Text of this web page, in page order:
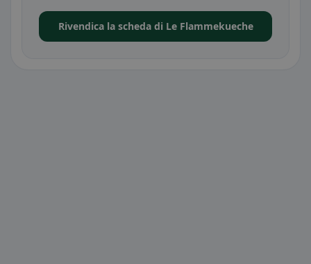
Rivendica la scheda di Le Flammekueche